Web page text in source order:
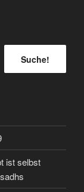
Suche!
ist selbst